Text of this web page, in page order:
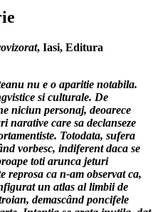
, Iasi, Editura
nu e o aparitie notabila.
si culturale. De
niciun personaj, deoarece
narative care sa declanseze
Totodata, sufera
vorbesc, indiferent daca se
toti arunca jeturi
reprosa ca n-am observat ca,
un atlas al limbii de
demascând poncifele